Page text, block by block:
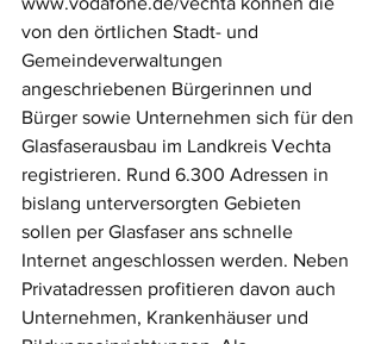
von den örtlichen Stadt- und
Gemeindeverwaltungen
angeschriebenen Bürgerinnen und
Bürger sowie Unternehmen sich für den
Glasfaserausbau im Landkreis Vechta
registrieren. Rund 6.300 Adressen in
bislang unterversorgten Gebieten
sollen per Glasfaser ans schnelle
Internet angeschlossen werden. Neben
Privatadressen profitieren davon auch
Unternehmen, Krankenhäuser und